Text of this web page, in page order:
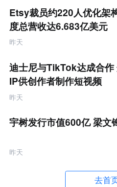
Etsy裁员约220人优化架
度总营收达6.683亿美元
昨天
迪士尼与TikTok达成合作
IP供创作者制作短视频
昨天
宇树发行市值600亿 梁文
昨天
去首